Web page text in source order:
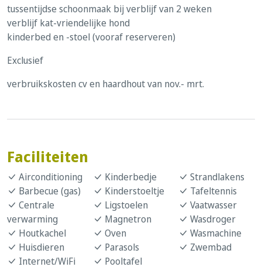
tussentijdse schoonmaak bij verblijf van 2 weken
verblijf kat-vriendelijke hond
kinderbed en -stoel (vooraf reserveren)
Exclusief
verbruikskosten cv en haardhout van nov.- mrt.
Faciliteiten
Airconditioning
Barbecue (gas)
Centrale
verwarming
Houtkachel
Huisdieren
Internet/WiFi
Kinderbedje
Kinderstoeltje
Ligstoelen
Magnetron
Oven
Parasols
Pooltafel
Strandlakens
Tafeltennis
Vaatwasser
Wasdroger
Wasmachine
Zwembad